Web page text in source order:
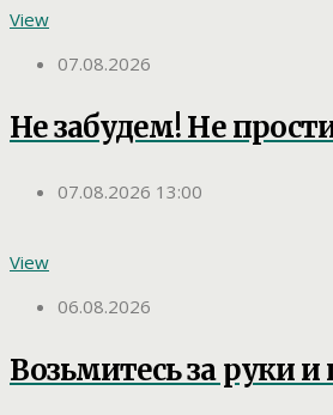
View
07.08.2026
Не забудем! Не
07.08.2026 13:00
View
06.08.2026
Возьмитесь за руки и